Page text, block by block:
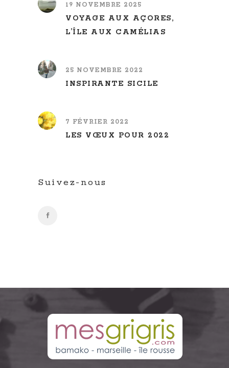
19 NOVEMBRE 2025
VOYAGE AUX AÇORES,
L’ÎLE AUX CAMÉLIAS
25 NOVEMBRE 2022
INSPIRANTE SICILE
7 FÉVRIER 2022
LES VŒUX POUR 2022
Suivez-nous